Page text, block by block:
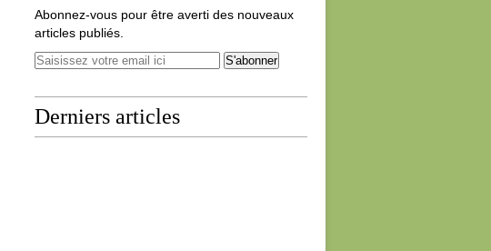
Abonnez-vous pour être averti des nouveaux
articles publiés.
Derniers articles